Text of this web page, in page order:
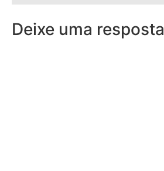
Deixe uma resposta